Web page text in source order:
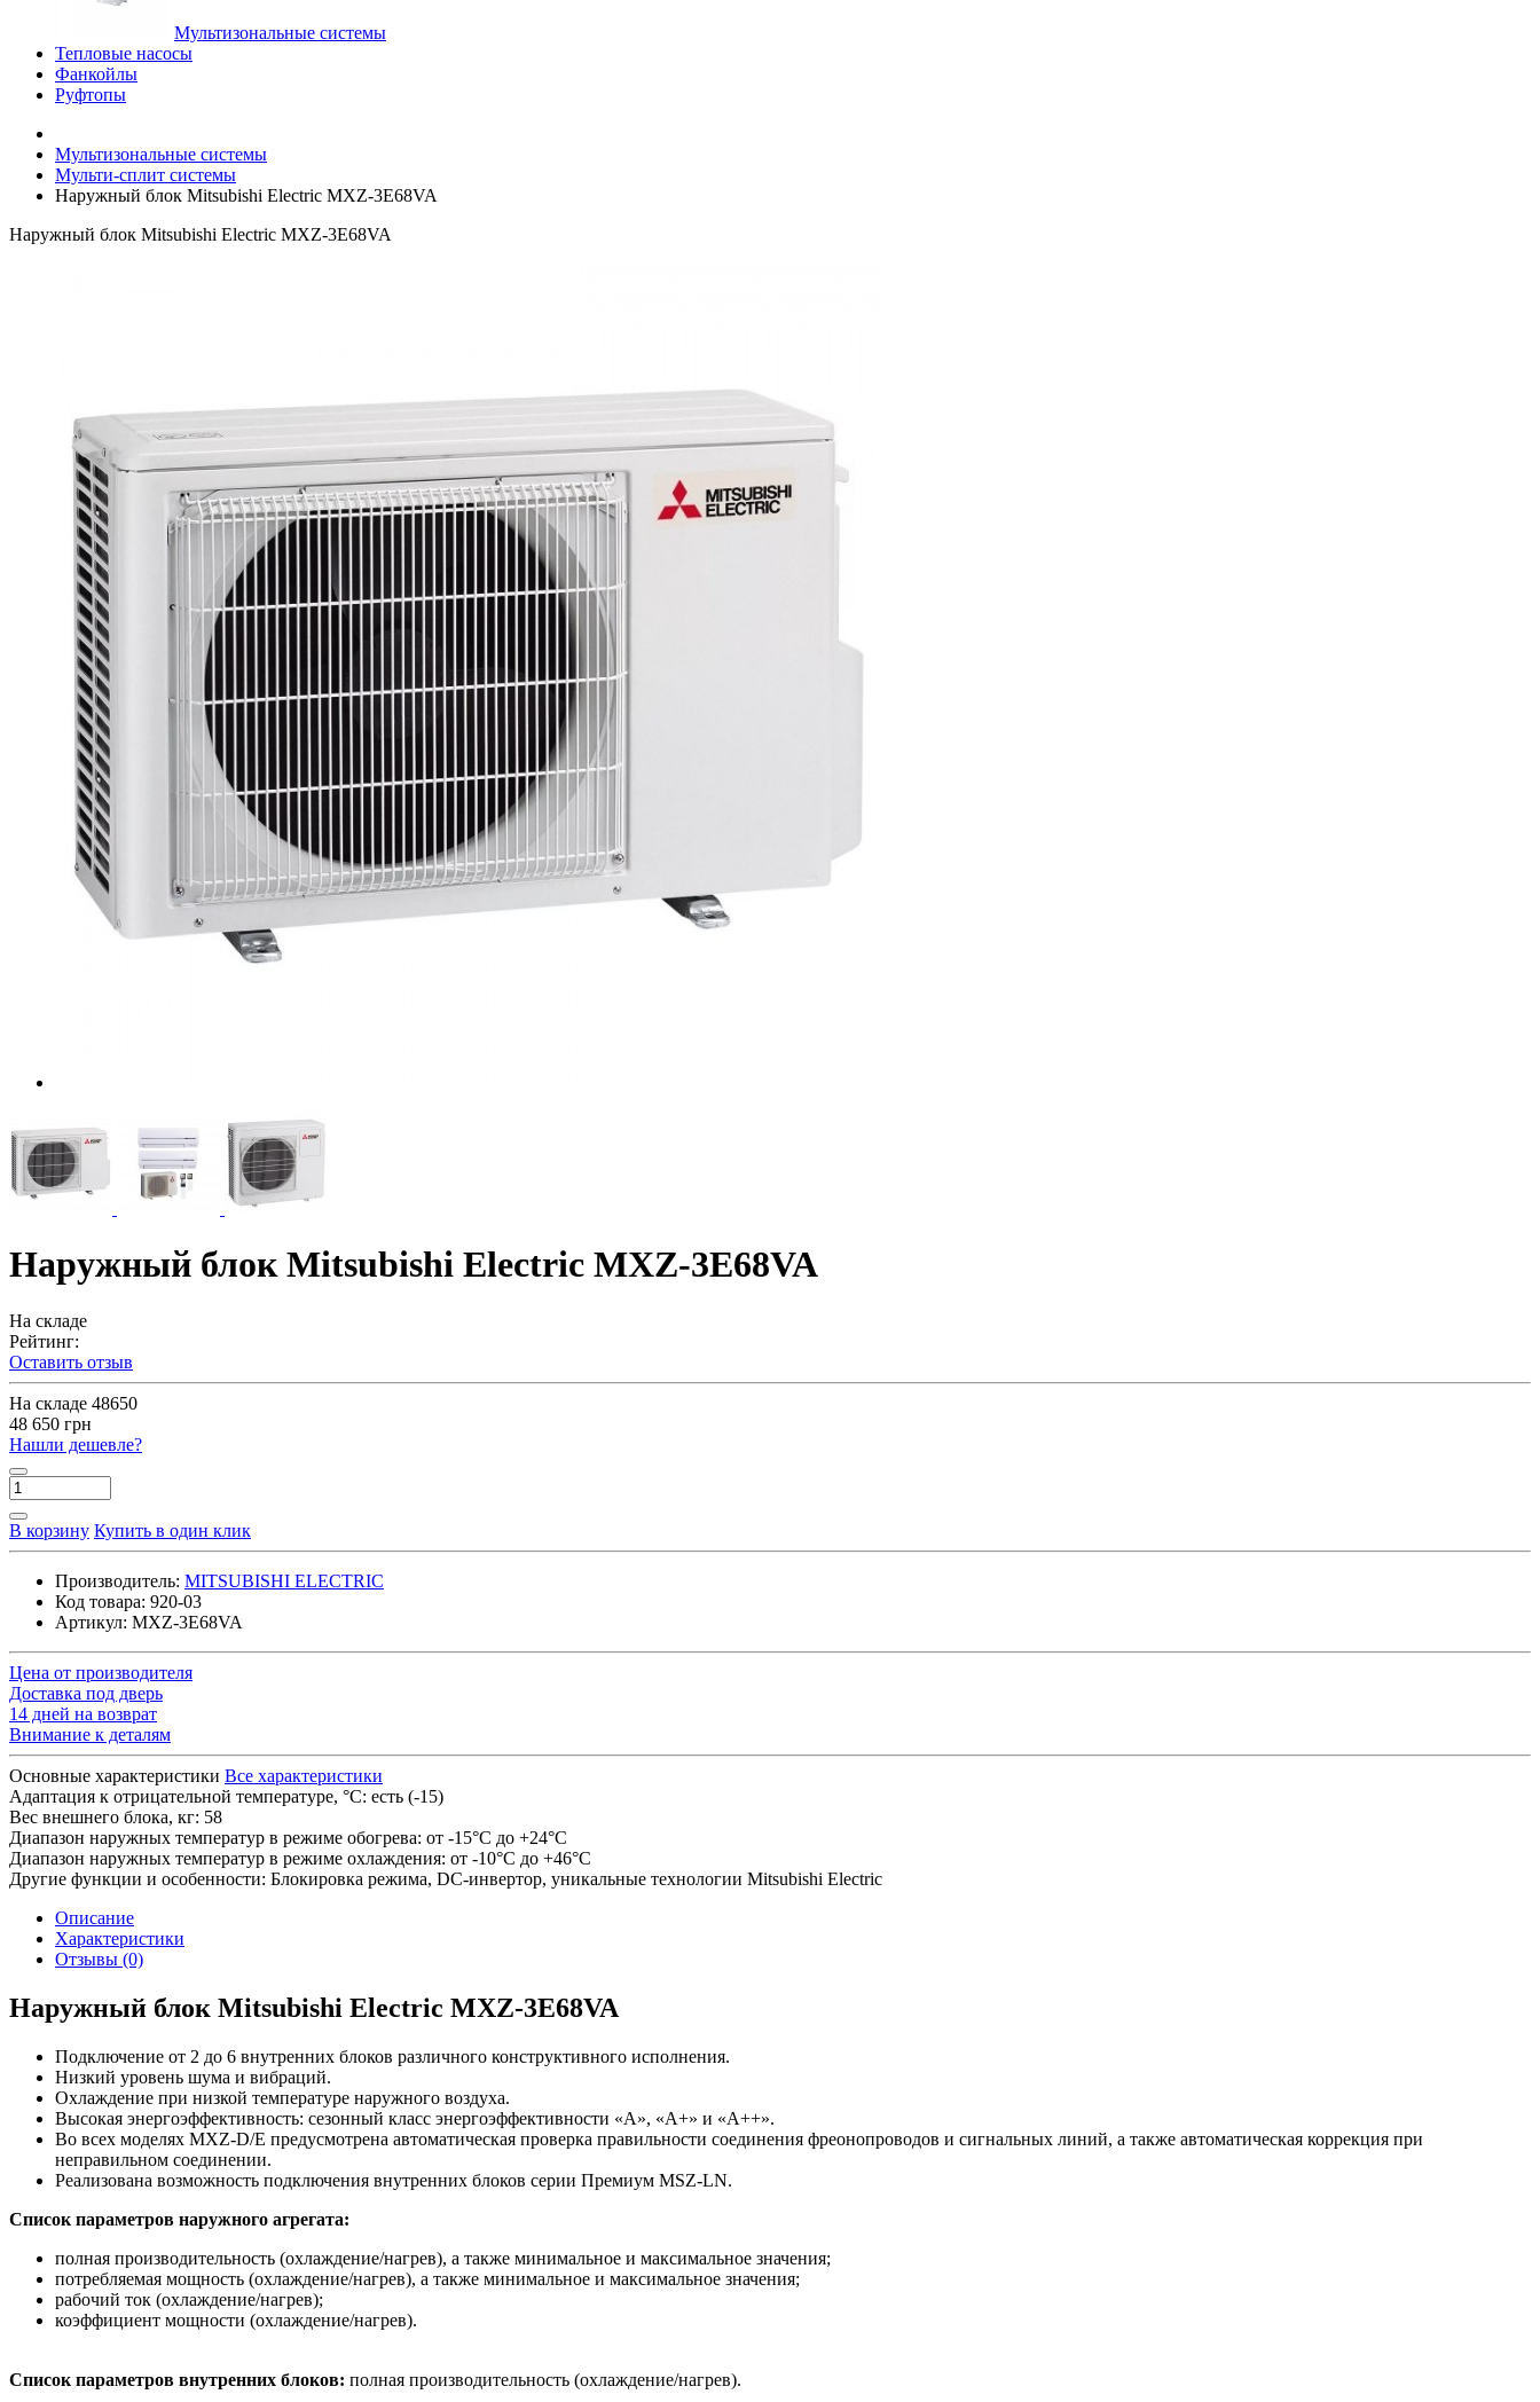
Мультизональные системы
Тепловые насосы
Фанкойлы
Руфтопы
Мультизональные системы
Мульти-сплит системы
Наружный блок Mitsubishi Electric MXZ-3E68VA
Наружный блок Mitsubishi Electric MXZ-3E68VA
Наружный блок Mitsubishi Electric MXZ-3E68VA
На складе
Рейтинг:
Оставить отзыв
На складе 48650
48 650 грн
Нашли дешевле?
В корзину Купить в один клик
Производитель: MITSUBISHI ELECTRIC
Код товара: 920-03
Артикул: MXZ-3E68VA
Цена от производителя
Доставка под дверь
14 дней на возврат
Внимание к деталям
Основные характеристики Все характеристики
Адаптация к отрицательной температуре, °C: есть (-15)
Вес внешнего блока, кг: 58
Диапазон наружных температур в режиме обогрева: от -15°C до +24°C
Диапазон наружных температур в режиме охлаждения: от -10°С до +46°С
Другие функции и особенности: Блокировка режима, DC-инвертор, уникальные технологии Mitsubishi Electric
Описание
Характеристики
Отзывы (0)
Наружный блок Mitsubishi Electric MXZ-3E68VA
Подключение от 2 до 6 внутренних блоков различного конструктивного исполнения.
Низкий уровень шума и вибраций.
Охлаждение при низкой температуре наружного воздуха.
Высокая энергоэффективность: сезонный класс энергоэффективности «А», «А+» и «А++».
Во всех моделях MXZ-D/E предусмотрена aвтоматическая проверка правильности соединения фреонопроводов и сигнальных линий, а также автоматическая коррекция при
неправильном соединении.
Реализована возможность подключения внутренних блоков серии Премиум MSZ-LN.
Список параметров наружного агрегата:
полная производительность (охлаждение/нагрев), а также минимальное и максимальное значения;
потребляемая мощность (охлаждение/нагрев), а также минимальное и максимальное значения;
рабочий ток (охлаждение/нагрев);
коэффициент мощности (охлаждение/нагрев).
Список параметров внутренних блоков: полная производительность (охлаждение/нагрев).